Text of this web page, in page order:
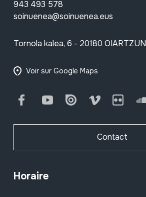
943 493 578
soinuenea@soinuenea.eus
Tornola kalea, 6 - 20180 OIARTZUN
Voir sur Google Maps
FacebookYoutube Issuu Vimeo Flickr
Contact
Horaire